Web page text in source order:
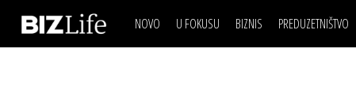
NOVO U FOKUSU BIZNIS PREDUZETNIŠTVO
IZJAVA DANABIZNIS SCENA
BREND I